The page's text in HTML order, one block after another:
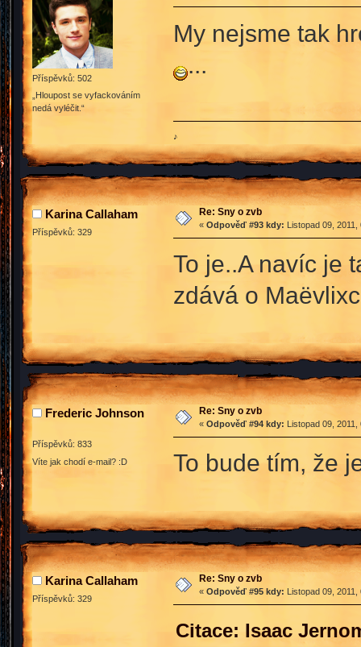
Příspěvků: 502
„Hloupost se vyfackováním
nedá vyléčit.“
My nejsme tak
...
♪
Karina Callaham
Příspěvků: 329
Re: Sny o zvb
« Odpověď #93 kdy: Listopad 09,
To je..A navíc je
zdává o
Frederic Johnson
Příspěvků: 833
Víte jak chodí e-mail? :D
Re: Sny o zvb
« Odpověď #94 kdy: Listopad 09,
To bude tím, že
Karina Callaham
Příspěvků: 329
Re: Sny o zvb
« Odpověď #95 kdy: Listopad 09,
Citace: Isaac